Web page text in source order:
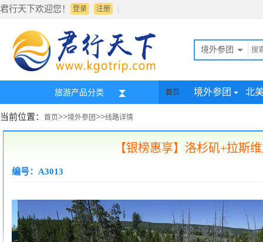
君行天下欢迎您！ 登录 |
注册
境外参团
旅游产品分类 首页 境外参团 北
当前位置： 首页>>境外参团>>线路详情
【银榜惠享】洛杉矶+拉斯
编号：A3013